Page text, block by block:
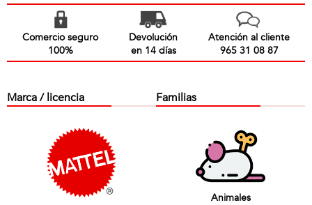
Comercio seguro
100%
Devolución
en 14 días
Atención al cliente
965 31 08 87
Marca / licencia Familias
Animales